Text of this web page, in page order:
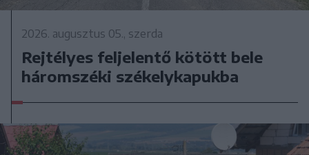
2026. augusztus 05., szerda
Rejtélyes feljelentő kötött bele
háromszéki székelykapukba